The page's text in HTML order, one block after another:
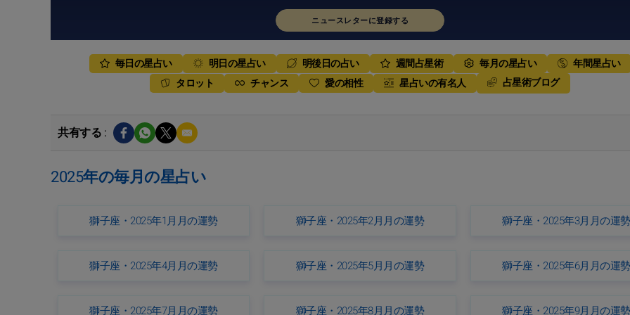
ニュースレターに登録する
毎日の星占い 明日の星占い 明後日の占い 週間占星術 毎月の星占い
年間星占い
タロット
チャンス 愛の相性 星占いの有名人 占星術ブログ
共有する :
2025年の毎月の星占い
獅子座・2025年1月月の運勢 獅子座・2025年2月月の運勢 獅子座・2025年3月月の運勢
獅子座・2025年4月月の運勢 獅子座・2025年5月月の運勢 獅子座・2025年6月月の運勢
獅子座・2025年7月月の運勢 獅子座・2025年8月月の運勢 獅子座・2025年9月月の運勢